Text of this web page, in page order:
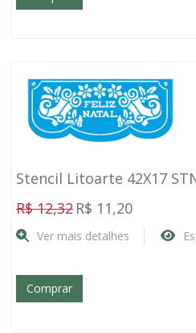
Stencil Litoarte 42X17
R$ 12,32 R$ 11,20
Ver mais detalhes
Comprar